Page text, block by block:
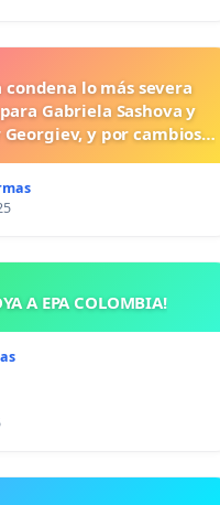
condena lo más severa
Gabriela Sashova y
y por cambios
para los crímenes
contra los animales.
A EPA COLOMBIA!